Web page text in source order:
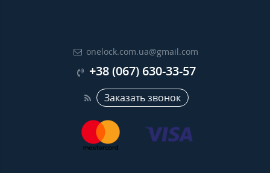
onelock.com.ua@gmail.com
+38 (067) 630-33-57
Заказать звонок